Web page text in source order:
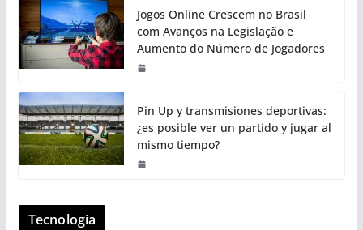
Jogos Online Crescem no Brasil
com Avanços na Legislação e
Aumento do Número de Jogadores
Pin Up y transmisiones deportivas:
¿es posible ver un partido y jugar al
mismo tiempo?
Tecnologia